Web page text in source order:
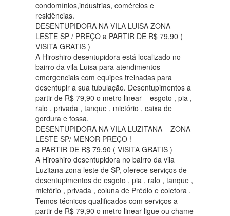
condomínios,industrias, comércios e
residências.
DESENTUPIDORA NA VILA LUISA ZONA
LESTE SP / PREÇO a PARTIR DE R$ 79,90 (
VISITA GRATIS )
A Hiroshiro desentupidora está localizado no
bairro da vila Luisa para atendimentos
emergenciais com equipes treinadas para
desentupir a sua tubulação. Desentupimentos a
partir de R$ 79,90 o metro linear – esgoto , pia ,
ralo , privada , tanque , mictório , caixa de
gordura e fossa.
DESENTUPIDORA NA VILA LUZITANA – ZONA
LESTE SP/ MENOR PREÇO !
a PARTIR DE R$ 79,90 ( VISITA GRATIS )
A Hiroshiro desentupidora no bairro da vila
Luzitana zona leste de SP, oferece serviços de
desentupimentos de esgoto , pia , ralo , tanque ,
mictório , privada , coluna de Prédio e coletora .
Temos técnicos qualificados com serviços a
partir de R$ 79,90 o metro linear ligue ou chame